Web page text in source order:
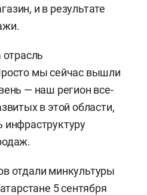
и в результате
мы сейчас вышли
— наш регион все-
в этой области,
инфраструктуру
отдали минкультуры
5 сентября